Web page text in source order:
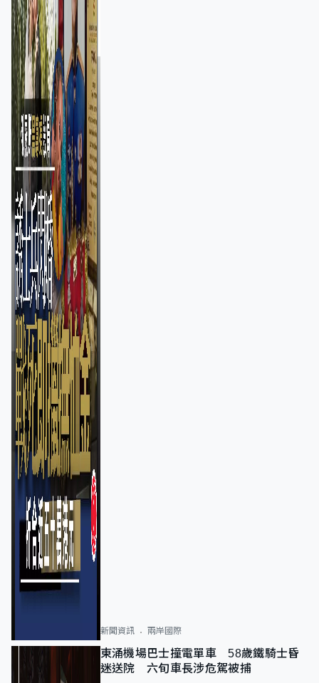
新聞資訊 兩岸國際
東涌機場巴士撞電單車 58歲鐵騎士昏
迷送院 六旬車長涉危駕被捕